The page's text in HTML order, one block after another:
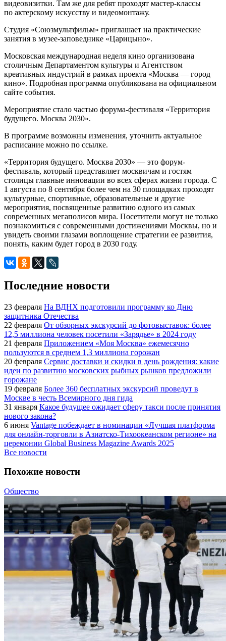
видеовизитки. Там же для ребят проходят мастер-классы
по актерскому искусству и видеомонтажу.
Студия «Союзмультфильм» приглашает на практические
занятия в музее-заповеднике «Царицыно».
Московская международная неделя кино организована
столичным Департаментом культуры и Агентством
креативных индустрий в рамках проекта «Москва — город
кино». Подробная программа опубликована на официальном
сайте события.
Мероприятие стало частью форума-фестиваля «Территория
будущего. Москва 2030».
В программе возможны изменения, уточнить актуальное
расписание можно по ссылке.
«Территория будущего. Москва 2030» — это форум-
фестиваль, который представляет москвичам и гостям
столицы главные инновации во всех сферах жизни города. С
1 августа по 8 сентября более чем на 30 площадках проходят
культурные, спортивные, образовательные и другие
мероприятия, посвященные развитию одного из самых
современных мегаполисов мира. Посетители могут не только
познакомиться с современными достижениями Москвы, но и
увидеть своими глазами воплощение стратегии ее развития,
понять, каким будет город в 2030 году.
Последние новости
23 февраля На ВДНХ подготовили программу ко Дню
защитника Отечества
22 февраля От обзорных экскурсий до фотовыставок: более
12,5 миллиона человек посетили «Зарядье» в 2024 году
21 февраля Приложением «Моя Москва» ежемесячно
пользуются в среднем 1,3 миллиона горожан
20 февраля Сервис доставки и скидки в день рождения: какие
идеи по развитию московских рыбных рынков предложили
горожане
19 февраля Более 360 бесплатных экскурсий проведут в
Москве в честь Всемирного дня гида
31 января Какое будущее ожидает сферу такси после принятия
нового закона?
6 июня Vantage побеждает в номинации «Лучшая платформа
для онлайн-торговли в Азиатско-Тихоокеанском регионе» на
церемонии Global Business Magazine Awards 2025
Все новости
Похожие новости
Общество